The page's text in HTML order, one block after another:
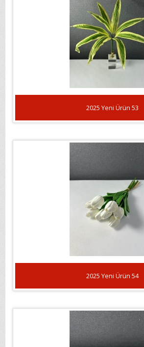
2025 Yeni Ürün 53
2025 Yeni Ürün 54